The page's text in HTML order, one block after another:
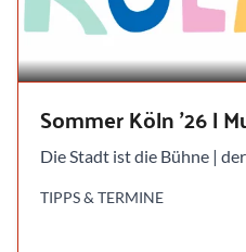
Sommer Köln '26 |
Die Stadt ist die Bühne |
TIPPS & TERMINE